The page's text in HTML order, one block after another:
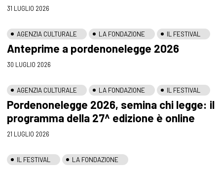
31 LUGLIO 2026
AGENZIA CULTURALE LA FONDAZIONE IL FESTIVAL
Anteprime a pordenonelegge 2026
30 LUGLIO 2026
AGENZIA CULTURALE LA FONDAZIONE IL FESTIVAL
Pordenonelegge 2026, semina chi legge: il
programma della 27^ edizione è online
21 LUGLIO 2026
IL FESTIVAL LA FONDAZIONE